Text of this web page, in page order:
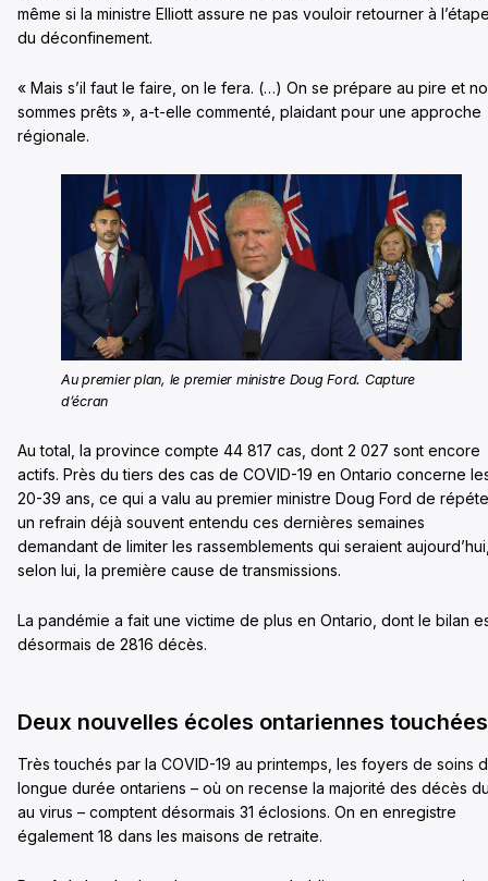
même si la ministre Elliott assure ne pas vouloir retourner à
du déconfinement.
« Mais s’il faut le faire, on le fera. (…) On se prépare au pire et
sommes prêts », a-t-elle commenté, plaidant pour une approche
régionale.
Au premier plan, le premier ministre Doug Ford. Capture
d’écran
Au total, la province compte 44 817 cas, dont 2 027 sont encore
actifs. Près du tiers des cas de COVID-19 en Ontario concerne
20-39 ans, ce qui a valu au premier ministre Doug Ford de
un refrain déjà souvent entendu ces dernières semaines
demandant de limiter les rassemblements qui seraient
selon lui, la première cause de transmissions.
La pandémie a fait une victime de plus en Ontario, dont le bilan
désormais de 2816 décès.
Deux nouvelles écoles ontariennes touchées
Très touchés par la COVID-19 au printemps, les foyers de soins
longue durée ontariens – où on recense la majorité des décès
au virus – comptent désormais 31 éclosions. On en enregistre
également 18 dans les maisons de retraite.